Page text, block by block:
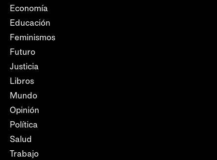
Economía
Educación
Feminismos
Futuro
Justicia
Libros
Mundo
Opinión
Política
Salud
Trabajo